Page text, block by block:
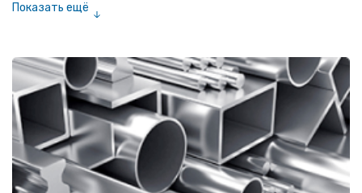
Показать ещё